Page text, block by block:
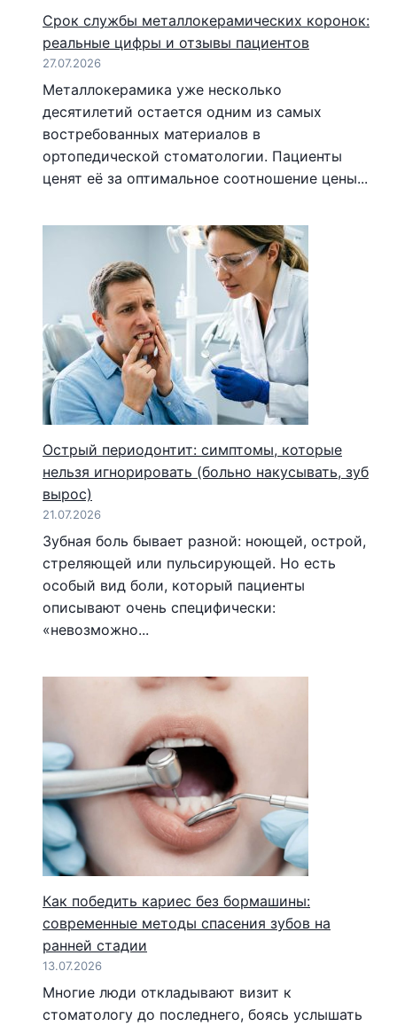
Срок службы металлокерамических коронок:
реальные цифры и отзывы пациентов
27.07.2026
Металлокерамика уже несколько
десятилетий остается одним из самых
востребованных материалов в
ортопедической стоматологии. Пациенты
ценят её за оптимальное соотношение цены...
Острый периодонтит: симптомы, которые
нельзя игнорировать (больно накусывать, зуб
вырос)
21.07.2026
Зубная боль бывает разной: ноющей, острой,
стреляющей или пульсирующей. Но есть
особый вид боли, который пациенты
описывают очень специфически:
«невозможно...
Как победить кариес без бормашины:
современные методы спасения зубов на
ранней стадии
13.07.2026
Многие люди откладывают визит к
стоматологу до последнего, боясь услышать